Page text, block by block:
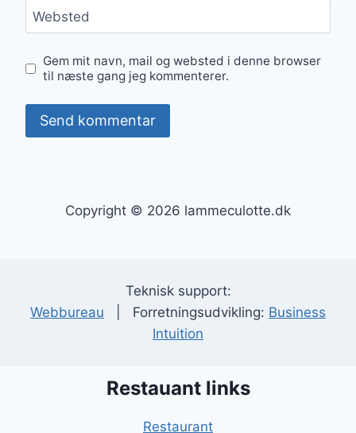
Websted
Gem mit navn, mail og websted i denne browser
til næste gang jeg kommenterer.
Copyright © 2026 lammeculotte.dk
Teknisk support:
Webbureau | Forretningsudvikling: Business
Intuition
Restauant links
Restaurant